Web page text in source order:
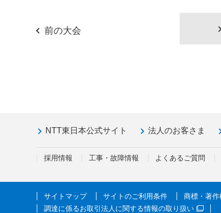
前の大会
NTT東日本公式サイト 法人のお客さま
採用情報 工事・故障情報 よくあるご質問
サイトマップ サイトのご利用条件 商標・著作
調達に係るお取引法人に関する情報の取り扱い